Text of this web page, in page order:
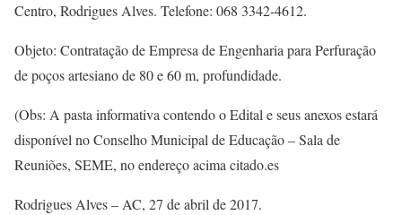
Centro, Rodrigues Alves. Telefone: 068 3342-4612.
Objeto: Contratação de Empresa de Engenharia para Perfuração
de poços artesiano de 80 e 60 m, profundidade.
(Obs: A pasta informativa contendo o Edital e seus anexos estará
disponível no Conselho Municipal de Educação – Sala de
Reuniões, SEME, no endereço acima citado.es
Rodrigues Alves – AC, 27 de abril de 2017.